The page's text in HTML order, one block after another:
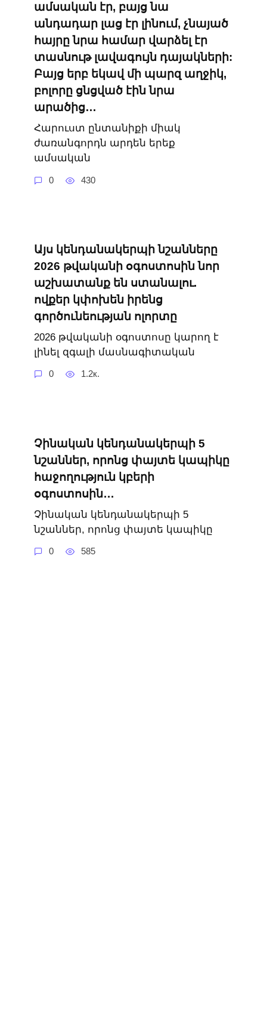
ամսական էր, բայց նա
անդադար լաց էր լինում, չնայած
հայրը նրա համար վարձել էր
տասնութ լավագույն դայակների:
Բայց երբ եկավ մի պարզ աղջիկ,
բոլորը ցնցված էին նրա
արածից…
Հարուստ ընտանիքի միակ
ժառանգորդն արդեն երեք
ամսական
0 430
Այս կենդանակերպի նշանները
2026 թվականի օգոստոսին նոր
աշխատանք են ստանալու.
ովքեր կփոխեն իրենց
գործունեության ոլորտը
2026 թվականի օգոստոսը կարող է
լինել զգալի մասնագիտական
0 1.2к.
Չինական կենդանակերպի 5
նշաններ, որոնց փայտե կապիկը
հաջողություն կբերի
օգոստոսին․․․
Չինական կենդանակերպի 5
նշաններ, որոնց փայտե կապիկը
0 585